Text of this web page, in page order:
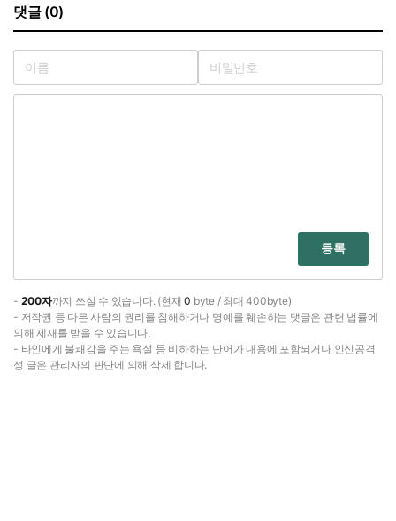
댓글 (0)
등록
- 200자까지 쓰실 수 있습니다. (현재0 byte / 최대 400byte)
- 저작권 등 다른 사람의 권리를 침해하거나 명예를 훼손하는 댓글은 관련 법률에
의해 제재를 받을 수 있습니다.
- 타인에게 불쾌감을 주는 욕설 등 비하하는 단어가 내용에 포함되거나 인신공격
성 글은 관리자의 판단에 의해 삭제 합니다.